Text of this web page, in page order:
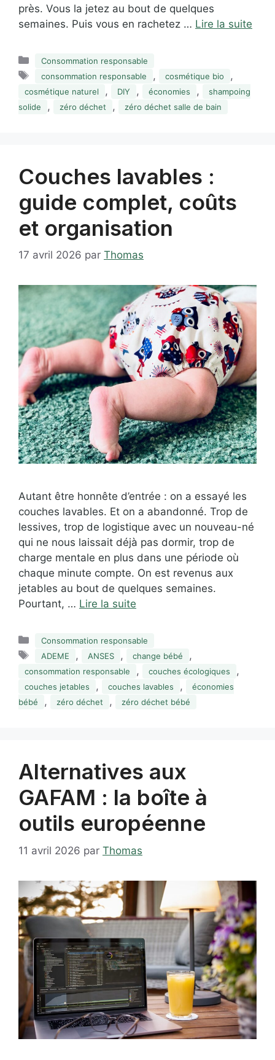
près. Vous la jetez au bout de quelques
semaines. Puis vous en rachetez … Lire la suite
Catégories
Consommation responsable
Étiquettes
consommation responsable , cosmétique bio ,
cosmétique naturel , DIY , économies ,
shampoing
solide
, zéro déchet , zéro déchet salle de bain
Couches lavables :
guide complet, coûts
et organisation
17 avril 2026 par Thomas
Autant être honnête d’entrée : on a essayé les
couches lavables. Et on a abandonné. Trop de
lessives, trop de logistique avec un nouveau-né
qui ne nous laissait déjà pas dormir, trop de
charge mentale en plus dans une période où
chaque minute compte. On est revenus aux
jetables au bout de quelques semaines.
Pourtant, … Lire la suite
Catégories
Consommation responsable
Étiquettes
ADEME , ANSES , change bébé ,
consommation responsable , couches écologiques ,
couches jetables , couches lavables ,
économies
bébé
, zéro déchet , zéro déchet bébé
Alternatives aux
GAFAM : la boîte à
outils européenne
11 avril 2026 par Thomas